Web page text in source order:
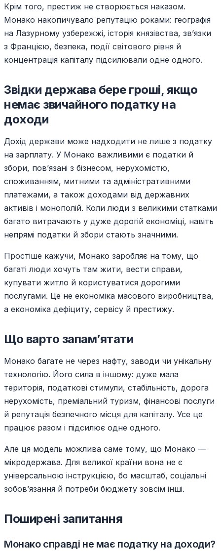
Крім того, престиж не створюється наказом.
Монако накопичувало репутацію роками: географія
на Лазурному узбережжі, історія князівства, зв’язки
з Францією, безпека, події світового рівня й
концентрація капіталу підсилювали одне одного.
Звідки держава бере гроші, якщо
немає звичайного податку на
доходи
Дохід держави може надходити не лише з податку
на зарплату. У Монако важливими є податки й
збори, пов’язані з бізнесом, нерухомістю,
споживанням, митними та адміністративними
платежами, а також доходами від державних
активів і монополій. Коли люди з великими статками
багато витрачають у дуже дорогій економіці, навіть
непрямі податки й збори стають значними.
Простіше кажучи, Монако заробляє на тому, що
багаті люди хочуть там жити, вести справи,
купувати житло й користуватися дорогими
послугами. Це не економіка масового виробництва,
а економіка дефіциту, сервісу й престижу.
Що варто запам’ятати
Монако багате не через нафту, заводи чи унікальну
технологію. Його сила в іншому: дуже мала
територія, податкові стимули, стабільність, дорога
нерухомість, преміальний туризм, фінансові послуги
й репутація безпечного місця для капіталу. Усе це
працює разом і підсилює одне одного.
Але ця модель можлива саме тому, що Монако —
мікродержава. Для великої країни вона не є
універсальною інструкцією, бо масштаб, соціальні
зобов’язання й потреби бюджету зовсім інші.
Поширені запитання
Монако справді не має податку на доходи?